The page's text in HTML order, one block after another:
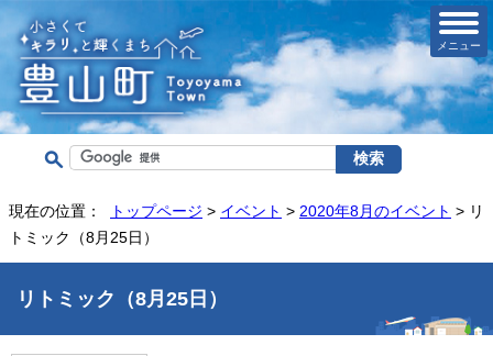
メニュー
現在の位置： トップページ > イベント > 2020年8月のイベント > リ
トミック（8月25日）
リトミック（8月25日）